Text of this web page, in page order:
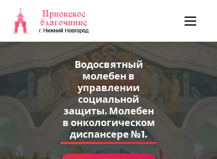
содержимому
Водосвятный
молебен в
управлении
социальной
защиты. Молебен
в онкологическом
диспансере №1.